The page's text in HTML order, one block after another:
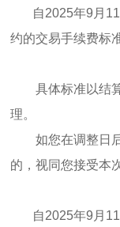
自2025年9月11
约的交易手续费标
具体标准以结算
理。
如您在调整日后
的，视同您接受本
自2025年9月11